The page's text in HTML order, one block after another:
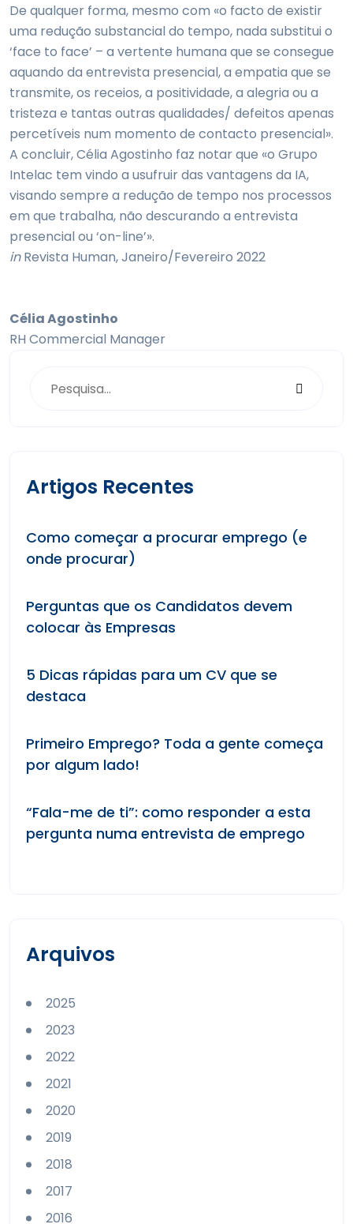
De qualquer forma, mesmo com «o facto de existir
uma redução substancial do tempo, nada substitui o
‘face to face’ – a vertente humana que se consegue
aquando da entrevista presencial, a empatia que se
transmite, os receios, a positividade, a alegria ou a
tristeza e tantas outras qualidades/ defeitos apenas
percetíveis num momento de contacto presencial».
A concluir, Célia Agostinho faz notar que «o Grupo
Intelac tem vindo a usufruir das vantagens da IA,
visando sempre a redução de tempo nos processos
em que trabalha, não descurando a entrevista
presencial ou ‘on-line’».
inRevista Human, Janeiro/Fevereiro 2022
Célia Agostinho
RH Commercial Manager
Artigos Recentes
Como começar a procurar emprego (e
onde procurar)
Perguntas que os Candidatos devem
colocar às Empresas
5 Dicas rápidas para um CV que se
destaca
Primeiro Emprego? Toda a gente começa
por algum lado!
“Fala-me de ti”: como responder a esta
pergunta numa entrevista de emprego
Arquivos
2025
2023
2022
2021
2020
2019
2018
2017
2016